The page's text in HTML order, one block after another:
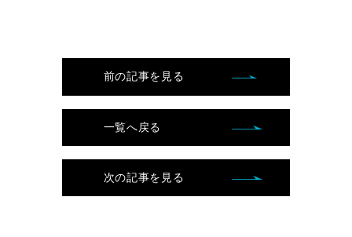
前の記事を見る
一覧へ戻る
次の記事を見る